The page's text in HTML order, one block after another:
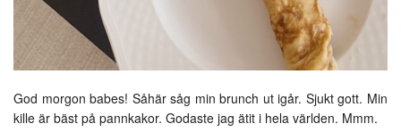
God morgon babes! Såhär såg min brunch ut igår. Sjukt gott. Min
kille är bäst på pannkakor. Godaste jag ätit i hela världen. Mmm.